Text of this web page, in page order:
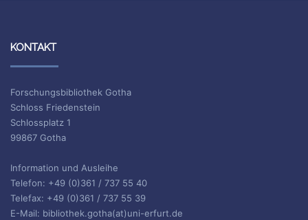
KONTAKT
Forschungsbibliothek Gotha
Schloss Friedenstein
Schlossplatz 1
99867 Gotha
Information und Ausleihe
Telefon: +49 (0)361 / 737 55 40
Telefax: +49 (0)361 / 737 55 39
E-Mail: bibliothek.gotha(at)uni-erfurt.de